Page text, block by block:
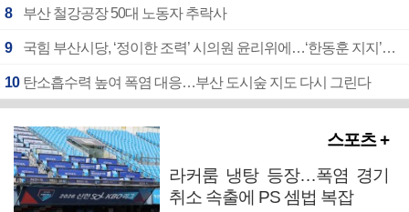
8 부산 철강공장 50대 노동자 추락사
9 국힘 부산시당, ‘정이한 조력’ 시의원 윤리위에…‘한동훈 지지’도 신고접수
10 탄소흡수력 높여 폭염 대응…부산 도시숲 지도 다시 그린다
스포츠 +
라커룸 냉탕 등장…폭염 경기
취소 속출에 PS 셈법 복잡